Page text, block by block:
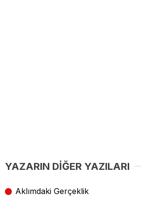
YAZARIN DİĞER YAZILARI
Aklımdaki Gerçeklik